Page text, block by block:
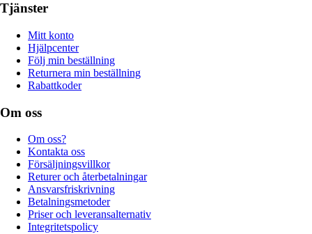
Tjänster
Mitt konto
Hjälpcenter
Följ min beställning
Returnera min beställning
Rabattkoder
Om oss
Om oss?
Kontakta oss
Försäljningsvillkor
Returer och återbetalningar
Ansvarsfriskrivning
Betalningsmetoder
Priser och leveransalternativ
Integritetspolicy